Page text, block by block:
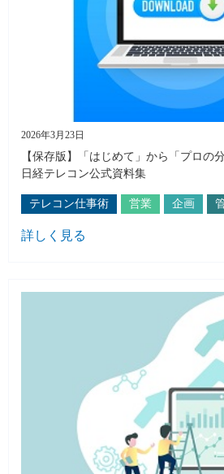
2026年3月23日
【保存版】「はじめて」から「プロの
日経テレコン公式資料集
テレコン仕事術 営業 企画
詳しく見る